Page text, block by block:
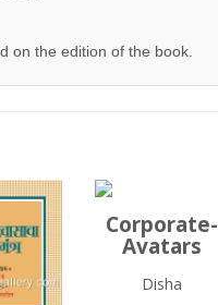
on the edition of the book.
Corporate-
Avatars
Disha